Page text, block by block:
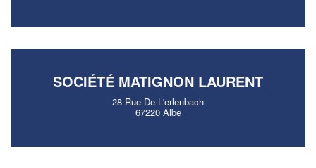
SOCIÉTÉ MATIGNON LAURENT
28 Rue De L'erlenbach
67220 Albe